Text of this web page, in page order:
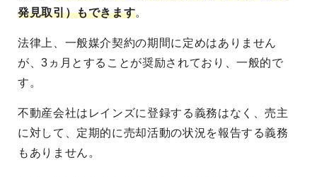
発見取引）もできます。
法律上、一般媒介契約の期間に定めはありません
が、3ヵ月とすることが奨励されており、一般的で
す。
不動産会社はレインズに登録する義務はなく、売主
に対して、定期的に売却活動の状況を報告する義務
もありません。